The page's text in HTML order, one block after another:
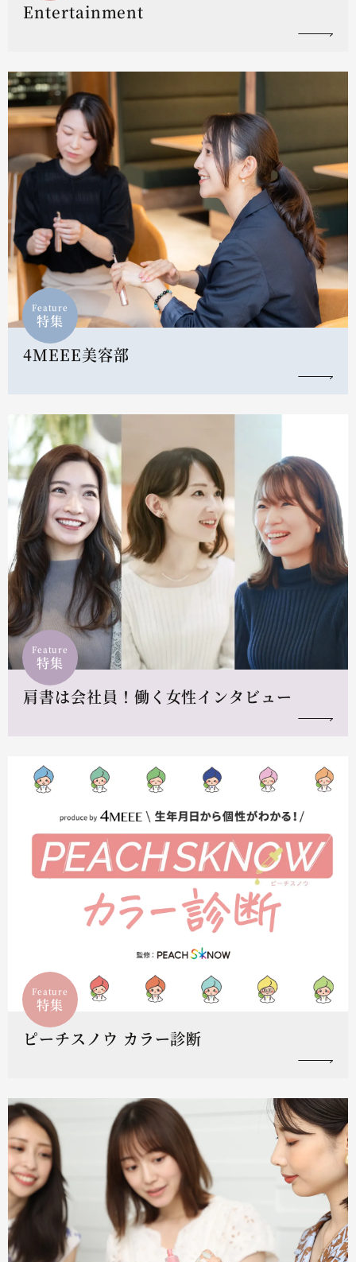
Entertainment
Feature
特集
4MEEE美容部
Feature
特集
肩書は会社員！働く女性インタビュー
Feature
特集
ピーチスノウ カラー診断